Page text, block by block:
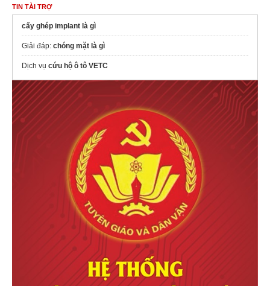
TIN TÀI TRỢ
cấy ghép implant là gì
Giải đáp: chóng mặt là gì
Dịch vụ cứu hộ ô tô VETC